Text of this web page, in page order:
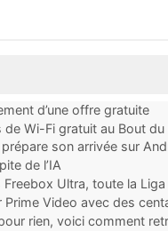
d’une offre gratuite
Wi-Fi gratuit au Bout
son arrivée sur
de l’IA
Ultra, toute la
Prime Video avec des
rien, voici comment